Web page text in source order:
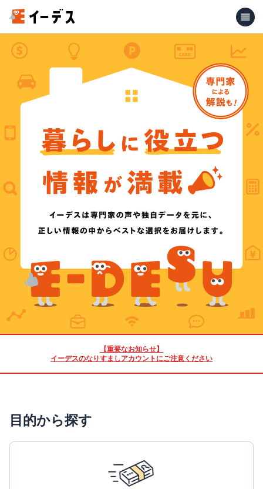
【重要なお知らせ】
イーデスのなりすましアカウントにご注意ください
目的から探す